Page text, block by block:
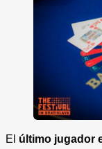
El último jugador